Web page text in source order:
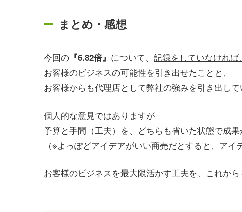
まとめ・感想
今回の 『6.82倍』 について、 記録をしていなけれ
お客様のビジネスの可能性を引き出せたことと、
お客様からも代理店として弊社の強みを引き出し
個人的な意見ではありますが
予算と手間（工夫）を、どちらも省いた状態で成
（※よっぽどアイデアがいい商売だとすると、アイ
お客様のビジネスを最大限活かす工夫を、これか